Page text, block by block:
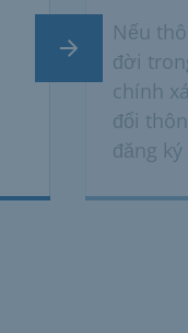
Nếu
đời
chính
đổi
đăng
Trang tiếp